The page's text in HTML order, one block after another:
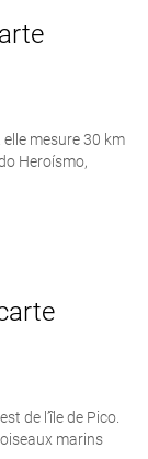
elle mesure 30 km
Heroísmo,
de l’île de Pico.
marins